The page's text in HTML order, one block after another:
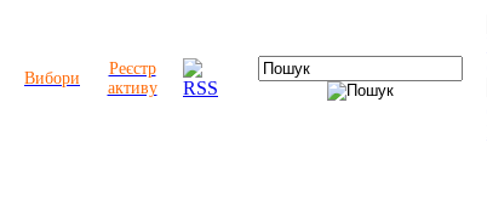
Вибори
Реєстр
активу